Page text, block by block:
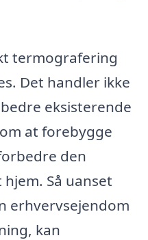
termografering
Det handler ikke
eksisterende
at forebygge
den
Så uanset
erhvervsejendom
kan